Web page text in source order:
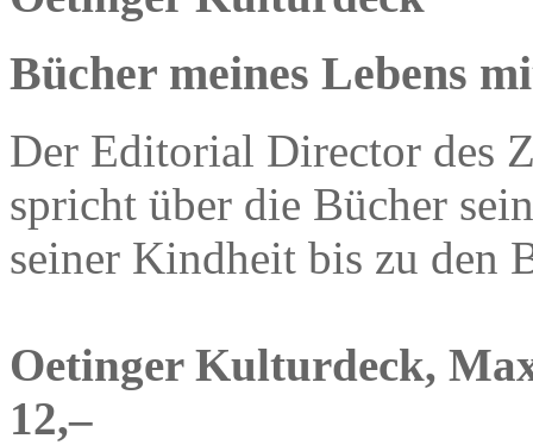
Bücher meines Lebens
Der Editorial Director des
spricht über die Bücher
seiner Kindheit bis zu den
Oetinger Kulturdeck,
12,–